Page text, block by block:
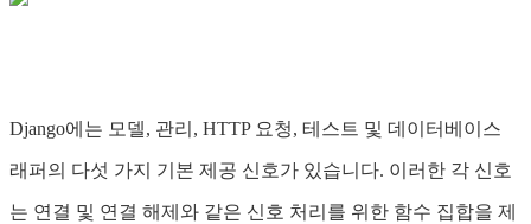
Django에는 모델, 관리, HTTP 요청, 테스트 및 데이터베이스
래퍼의 다섯 가지 기본 제공 신호가 있습니다. 이러한 각 신호
는 연결 및 연결 해제와 같은 신호 처리를 위한 함수 집합을 제